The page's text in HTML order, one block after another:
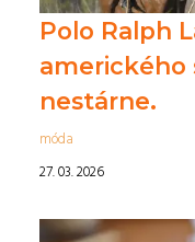
Polo Ralph
amerického
nestárne.
móda
27. 03. 2026